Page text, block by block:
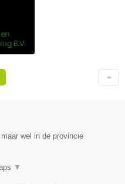
wel in de provincie
▼